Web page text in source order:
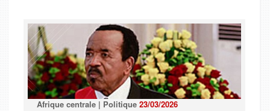
Afrique centrale | Politique 23/03/2026